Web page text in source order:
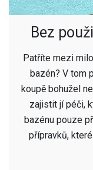
Bez
Patříte mezi
bazén? V tom
koupě bohužel
zajistit jí péči,
bazénu pouze
přípravků,